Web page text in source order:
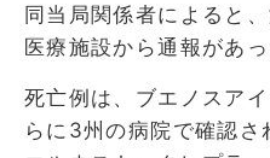
同当局関係者によると
医療施設から通報があっ
死亡例は、ブエノスア
らに3州の病院で確認